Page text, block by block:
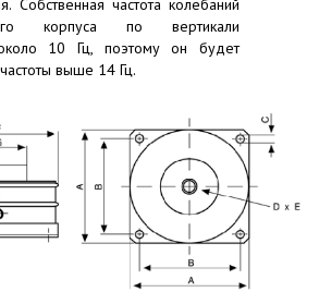
Собственная частота колебаний
корпуса по вертикали
около 10 Гц, поэтому он будет
выше 14 Гц.